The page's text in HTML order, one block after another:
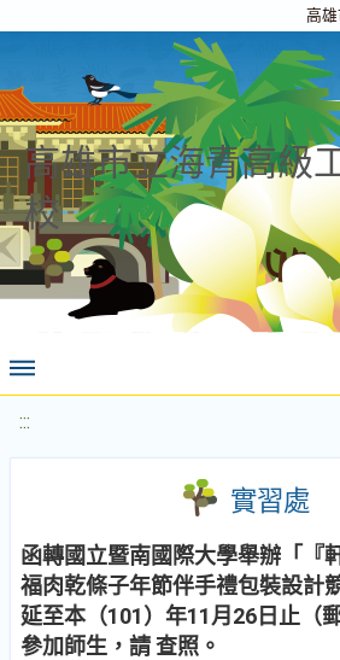
高
高雄市立海青高級
校
:::
實習處
函轉國立暨南國際大學舉辦「『
福肉乾條子年節伴手禮包裝設計
延至本（101）年11月26日止（
參加師生，請 查照。